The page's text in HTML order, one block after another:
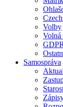
Volby
Volná
GDPR
Samospráva